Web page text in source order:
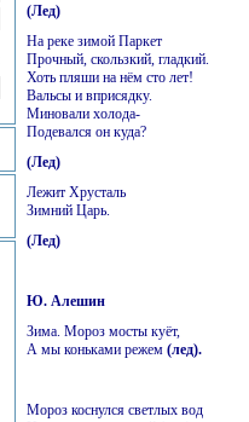
(Лед)
На реке зимой Паркет
Прочный, скользкий, гладкий.
Хоть пляши на нём сто лет!
Вальсы и вприсядку.
Миновали холода-
Подевался он куда?
(Лед)
Лежит Хрусталь
Зимний Царь.
(Лед)
Ю. Алешин
Зима. Мороз мосты куёт,
А мы коньками режем (лед).
Мороз коснулся светлых вод